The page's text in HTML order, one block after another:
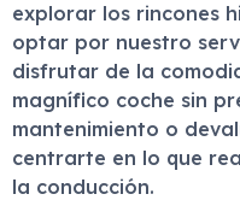
explorar los rincones
optar por nuestro
disfrutar de la
magnífico coche sin
mantenimiento o
centrarte en lo que
la conducción.